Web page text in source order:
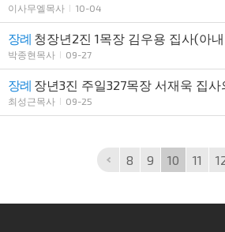
이사무엘목사 10-04
장례 청장년2진 1목장 김우용 집사(아
박종현목사 09-27
장례 장년3진 주일327목장 서재욱 집
최성근목사 09-25
8 9 10 11